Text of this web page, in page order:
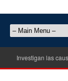
Investigan las